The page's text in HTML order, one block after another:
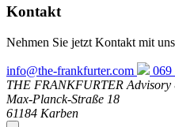
Kontakt
Nehmen Sie jetzt Kontakt mit
info@the-frankfurter.com
069
THE FRANKFURTER
Max-Planck-Straße 18
61184 Karben